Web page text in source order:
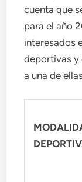
cuenta que
para el año
interesados
deportivas y
a una de